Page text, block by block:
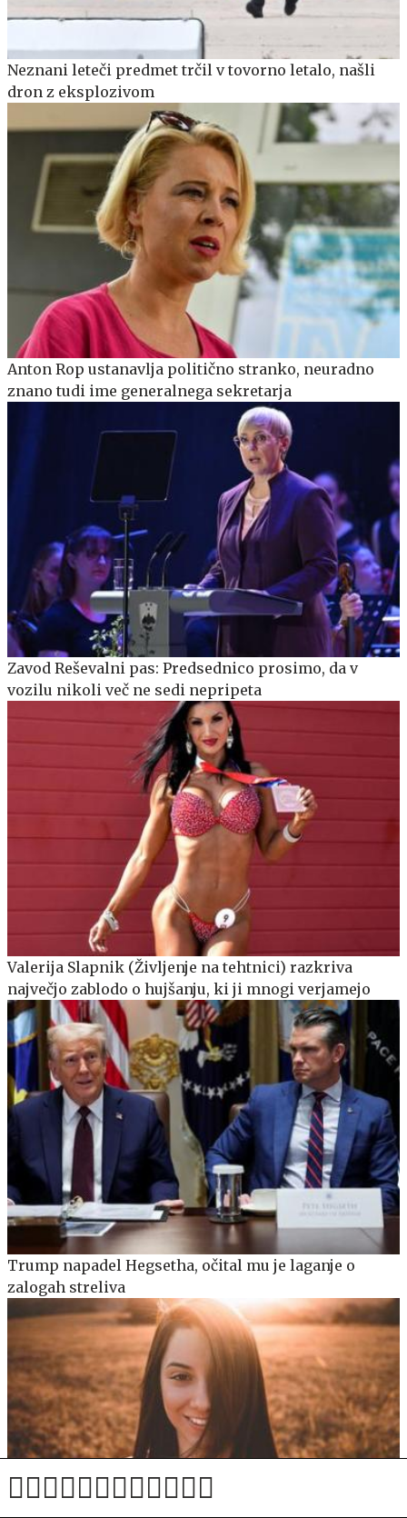
Neznani leteči predmet trčil v tovorno letalo, našli
dron z eksplozivom
Anton Rop ustanavlja politično stranko, neuradno
znano tudi ime generalnega sekretarja
Zavod Reševalni pas: Predsednico prosimo, da v
vozilu nikoli več ne sedi nepripeta
Valerija Slapnik (Življenje na tehtnici) razkriva
največjo zablodo o hujšanju, ki ji mnogi verjamejo
Trump napadel Hegsetha, očital mu je laganje o
zalogah streliva